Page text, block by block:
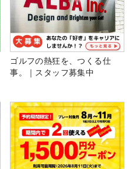
ゴルフの熱狂を、つくる仕
事。｜スタッフ募集中